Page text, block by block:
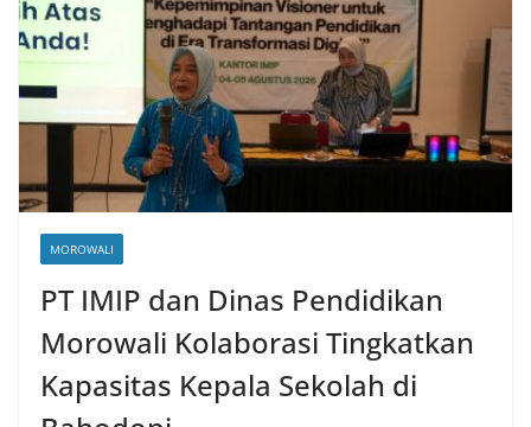
MOROWALI
PT IMIP dan Dinas Pendidikan
Morowali Kolaborasi Tingkatkan
Kapasitas Kepala Sekolah di